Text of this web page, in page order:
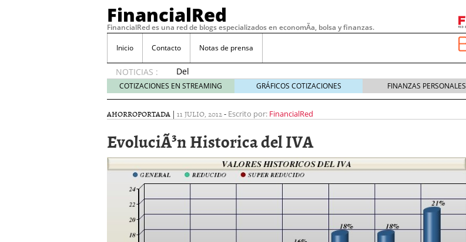
FinancialRed
FinancialRed es una red de blogs especializados en economÃ­a, bolsa y finanzas.
Inicio Contacto Notas de prensa
NOTICIAS :
Del
depósito
a la
cómo
cambiando
del
en
España
Seguros de convenio en pymes: la obligación que muchas empresas
COTIZACIONES EN STREAMING GRÁFICOS COTIZACIONES FINANZAS PERSONALES
AHORROPORTADA | 11 JULIO, 2012- Escrito por: FinancialRed
EvoluciÃ³n Historica del IVA